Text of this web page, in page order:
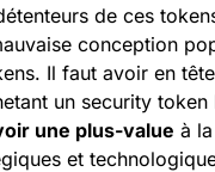
de ces
conception
Il faut avoir en tête
un security token
une plus-value à
et